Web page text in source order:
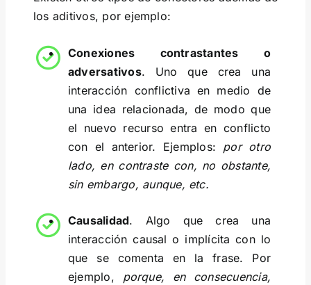
los aditivos, por ejemplo:
Conexiones contrastantes o
adversativos. Uno que crea una
interacción conflictiva en medio de
una idea relacionada, de modo que
el nuevo recurso entra en conflicto
con el anterior. Ejemplos: por otro
lado, en contraste con, no obstante,
sin embargo, aunque, etc.
Causalidad. Algo que crea una
interacción causal o implícita con lo
que se comenta en la frase. Por
ejemplo, porque, en consecuencia,